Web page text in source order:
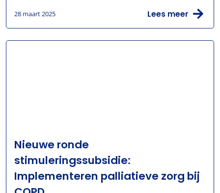
28 maart 2025 Lees meer
Nieuwe ronde
stimuleringssubsidie:
Implementeren palliatieve zorg bij